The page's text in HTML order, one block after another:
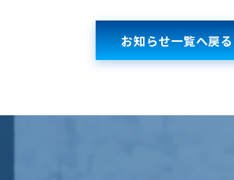
お知らせ一覧へ戻る